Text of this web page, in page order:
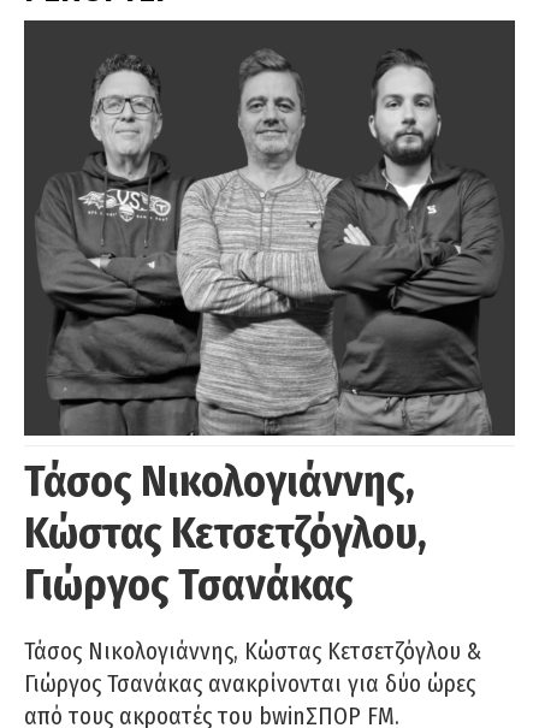
Τάσος Νικολογιάννης,
Κώστας Κετσετζόγλου,
Γιώργος Τσανάκας
Τάσος Νικολογιάννης, Κώστας Κετσετζόγλου &
Γιώργος Τσανάκας ανακρίνονται για δύο ώρες
από τους ακροατές του bwinΣΠΟΡ FM.